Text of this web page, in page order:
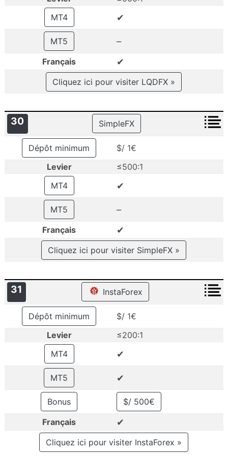
MT4
✔
MT5 –
Français ✔
Cliquez ici pour visiter LQDFX »
30 SimpleFX
Dépôt minimum
$/ 1€
Levier
≤500:1
MT4
✔
MT5 –
Français ✔
Cliquez ici pour visiter SimpleFX »
31 InstaForex
Dépôt minimum
$/ 1€
Levier
≤200:1
MT4
✔
MT5 ✔
Bonus
$/ 500€
Français
✔
Cliquez ici pour visiter InstaForex »